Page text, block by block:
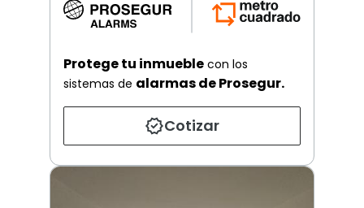
Protege tu inmueble con los
sistemas de alarmas de Prosegur.
Cotizar